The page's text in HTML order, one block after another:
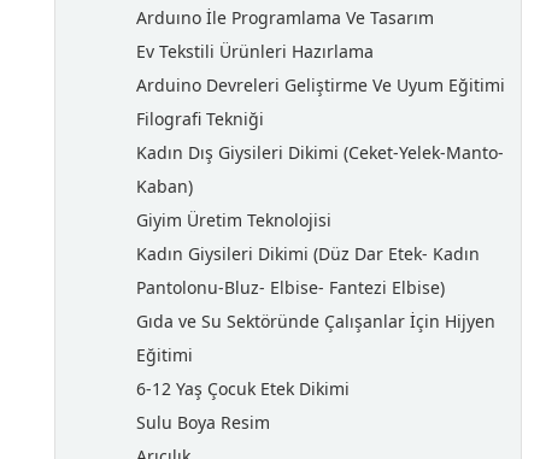
Arduıno İle Programlama Ve Tasarım
Ev Tekstili Ürünleri Hazırlama
Arduino Devreleri Geliştirme Ve Uyum Eğitimi
Filografi Tekniği
Kadın Dış Giysileri Dikimi (Ceket-Yelek-Manto-
Kaban)
Giyim Üretim Teknolojisi
Kadın Giysileri Dikimi (Düz Dar Etek- Kadın
Pantolonu-Bluz- Elbise- Fantezi Elbise)
Gıda ve Su Sektöründe Çalışanlar İçin Hijyen
Eğitimi
6-12 Yaş Çocuk Etek Dikimi
Sulu Boya Resim